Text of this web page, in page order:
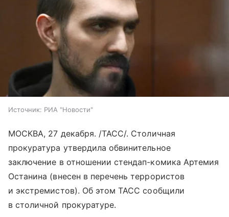
Источник: РИА "Новости"
МОСКВА, 27 декабря. /ТАСС/. Столичная
прокуратура утвердила обвинительное
заключение в отношении стендап-комика Артемия
Останина (внесен в перечень террористов
и экстремистов). Об этом ТАСС сообщили
в столичной прокуратуре.